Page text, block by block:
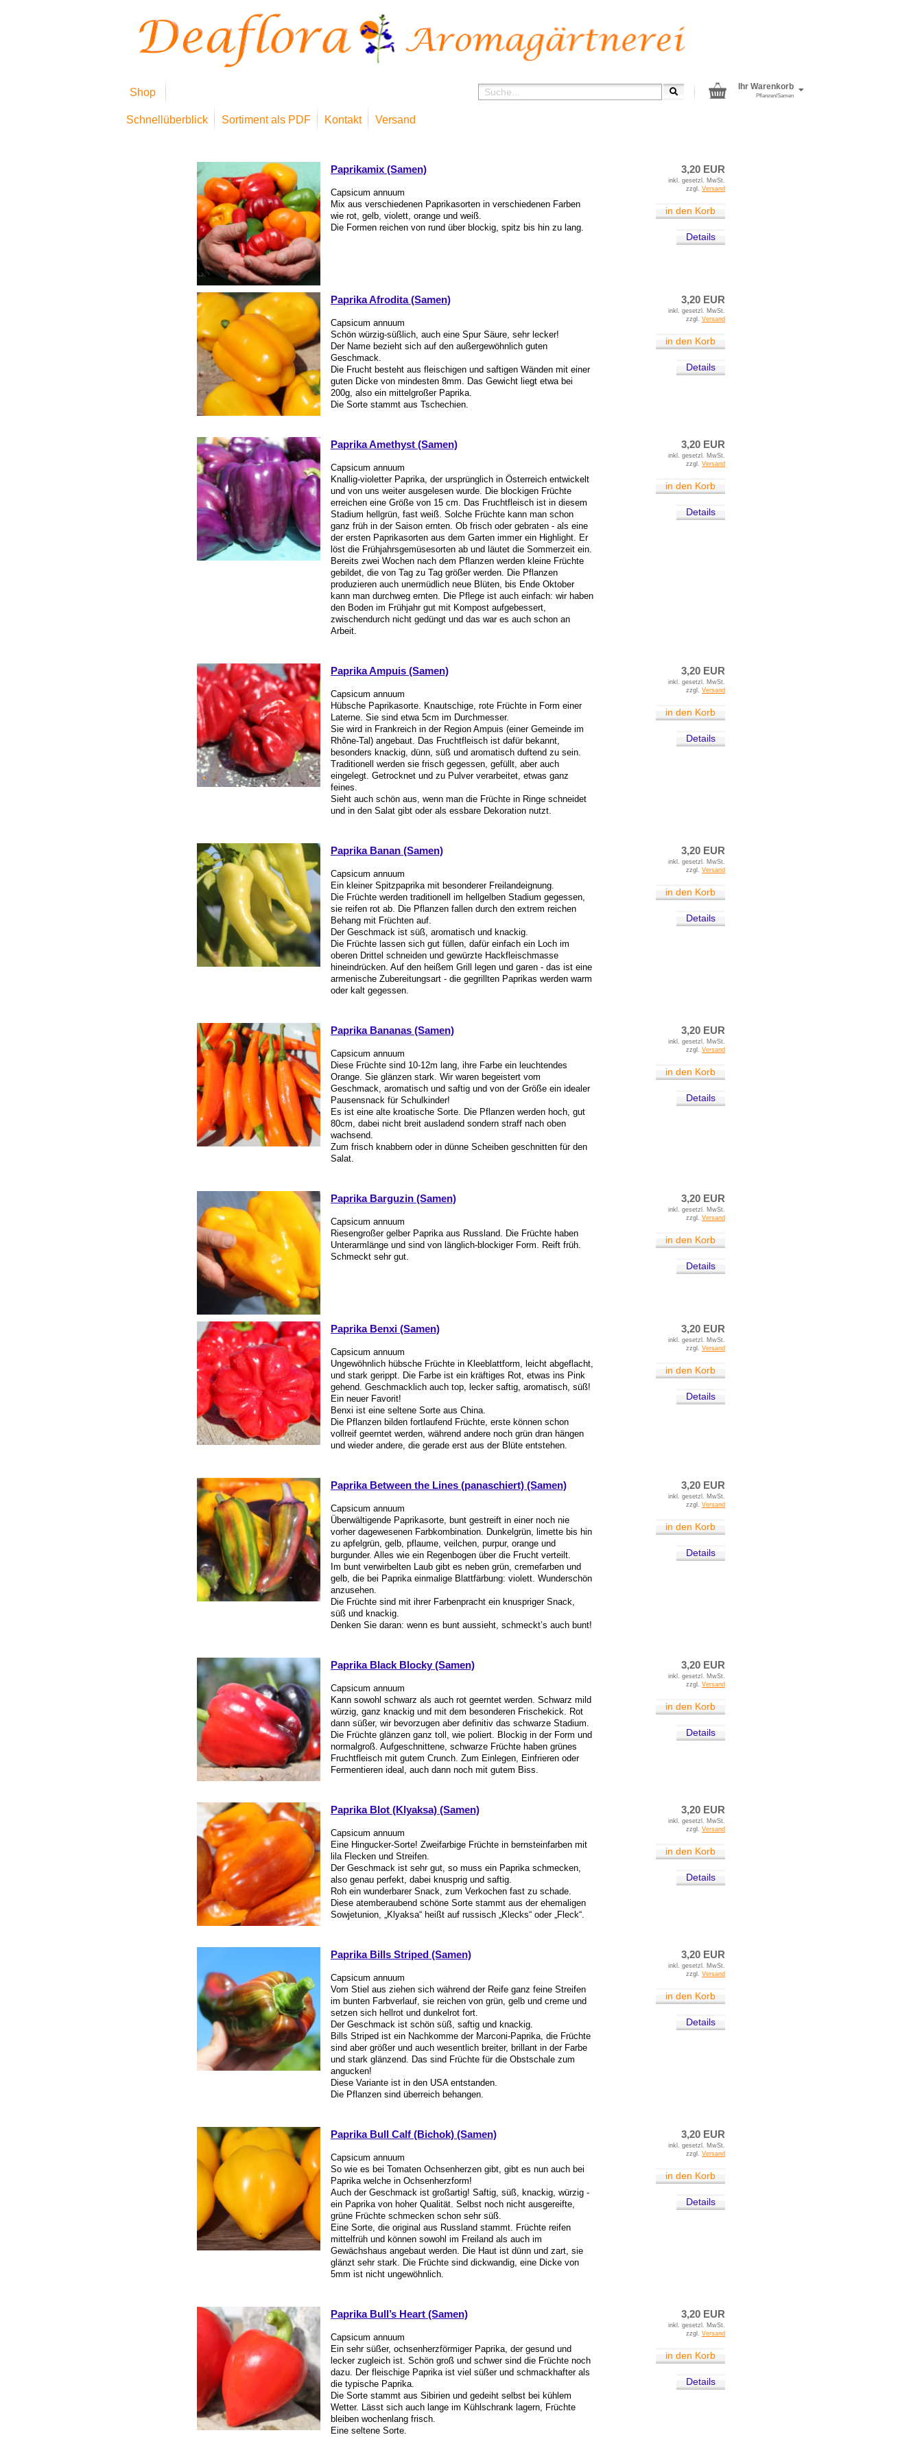
Shop
Schnellüberblick Sortiment als PDF Kontakt Versand
Ihr Warenkorb
Pflanzen/Samen
Paprikamix (Samen)
Capsicum annuum
Mix aus verschiedenen Paprikasorten in verschiedenen Farben
wie rot, gelb, violett, orange und weiß.
Die Formen reichen von rund über blockig, spitz bis hin zu lang.
3,20 EUR
inkl. gesetzl. MwSt.
zzgl. Versand
in den Korb
Details
Paprika Afrodita (Samen)
Capsicum annuum
Schön würzig-süßlich, auch eine Spur Säure, sehr lecker!
Der Name bezieht sich auf den außergewöhnlich guten
Geschmack.
Die Frucht besteht aus fleischigen und saftigen Wänden mit einer
guten Dicke von mindesten 8mm. Das Gewicht liegt etwa bei
200g, also ein mittelgroßer Paprika.
Die Sorte stammt aus Tschechien.
3,20 EUR
inkl. gesetzl. MwSt.
zzgl. Versand
in den Korb
Details
Paprika Amethyst (Samen)
Capsicum annuum
Knallig-violetter Paprika, der ursprünglich in Österreich entwickelt
und von uns weiter ausgelesen wurde. Die blockigen Früchte
erreichen eine Größe von 15 cm. Das Fruchtfleisch ist in diesem
Stadium hellgrün, fast weiß. Solche Früchte kann man schon
ganz früh in der Saison ernten. Ob frisch oder gebraten - als eine
der ersten Paprikasorten aus dem Garten immer ein Highlight. Er
löst die Frühjahrsgemüsesorten ab und läutet die Sommerzeit ein.
Bereits zwei Wochen nach dem Pflanzen werden kleine Früchte
gebildet, die von Tag zu Tag größer werden. Die Pflanzen
produzieren auch unermüdlich neue Blüten, bis Ende Oktober
kann man durchweg ernten. Die Pflege ist auch einfach: wir haben
den Boden im Frühjahr gut mit Kompost aufgebessert,
zwischendurch nicht gedüngt und das war es auch schon an
Arbeit.
3,20 EUR
inkl. gesetzl. MwSt.
zzgl. Versand
in den Korb
Details
Paprika Ampuis (Samen)
Capsicum annuum
Hübsche Paprikasorte. Knautschige, rote Früchte in Form einer
Laterne. Sie sind etwa 5cm im Durchmesser.
Sie wird in Frankreich in der Region Ampuis (einer Gemeinde im
Rhône-Tal) angebaut. Das Fruchtfleisch ist dafür bekannt,
besonders knackig, dünn, süß und aromatisch duftend zu sein.
Traditionell werden sie frisch gegessen, gefüllt, aber auch
eingelegt. Getrocknet und zu Pulver verarbeitet, etwas ganz
feines.
Sieht auch schön aus, wenn man die Früchte in Ringe schneidet
und in den Salat gibt oder als essbare Dekoration nutzt.
3,20 EUR
inkl. gesetzl. MwSt.
zzgl. Versand
in den Korb
Details
Paprika Banan (Samen)
Capsicum annuum
Ein kleiner Spitzpaprika mit besonderer Freilandeignung.
Die Früchte werden traditionell im hellgelben Stadium gegessen,
sie reifen rot ab. Die Pflanzen fallen durch den extrem reichen
Behang mit Früchten auf.
Der Geschmack ist süß, aromatisch und knackig.
Die Früchte lassen sich gut füllen, dafür einfach ein Loch im
oberen Drittel schneiden und gewürzte Hackfleischmasse
hineindrücken. Auf den heißem Grill legen und garen - das ist eine
armenische Zubereitungsart - die gegrillten Paprikas werden warm
oder kalt gegessen.
3,20 EUR
inkl. gesetzl. MwSt.
zzgl. Versand
in den Korb
Details
Paprika Bananas (Samen)
Capsicum annuum
Diese Früchte sind 10-12m lang, ihre Farbe ein leuchtendes
Orange. Sie glänzen stark. Wir waren begeistert vom
Geschmack, aromatisch und saftig und von der Größe ein idealer
Pausensnack für Schulkinder!
Es ist eine alte kroatische Sorte. Die Pflanzen werden hoch, gut
80cm, dabei nicht breit ausladend sondern straff nach oben
wachsend.
Zum frisch knabbern oder in dünne Scheiben geschnitten für den
Salat.
3,20 EUR
inkl. gesetzl. MwSt.
zzgl. Versand
in den Korb
Details
Paprika Barguzin (Samen)
Capsicum annuum
Riesengroßer gelber Paprika aus Russland. Die Früchte haben
Unterarmlänge und sind von länglich-blockiger Form. Reift früh.
Schmeckt sehr gut.
3,20 EUR
inkl. gesetzl. MwSt.
zzgl. Versand
in den Korb
Details
Paprika Benxi (Samen)
Capsicum annuum
Ungewöhnlich hübsche Früchte in Kleeblattform, leicht abgeflacht,
und stark gerippt. Die Farbe ist ein kräftiges Rot, etwas ins Pink
gehend. Geschmacklich auch top, lecker saftig, aromatisch, süß!
Ein neuer Favorit!
Benxi ist eine seltene Sorte aus China.
Die Pflanzen bilden fortlaufend Früchte, erste können schon
vollreif geerntet werden, während andere noch grün dran hängen
und wieder andere, die gerade erst aus der Blüte entstehen.
3,20 EUR
inkl. gesetzl. MwSt.
zzgl. Versand
in den Korb
Details
Paprika Between the Lines (panaschiert) (Samen)
Capsicum annuum
Überwältigende Paprikasorte, bunt gestreift in einer noch nie
vorher dagewesenen Farbkombination. Dunkelgrün, limette bis hin
zu apfelgrün, gelb, pflaume, veilchen, purpur, orange und
burgunder. Alles wie ein Regenbogen über die Frucht verteilt.
Im bunt verwirbelten Laub gibt es neben grün, cremefarben und
gelb, die bei Paprika einmalige Blattfärbung: violett. Wunderschön
anzusehen.
Die Früchte sind mit ihrer Farbenpracht ein knuspriger Snack,
süß und knackig.
Denken Sie daran: wenn es bunt aussieht, schmeckt’s auch bunt!
3,20 EUR
inkl. gesetzl. MwSt.
zzgl. Versand
in den Korb
Details
Paprika Black Blocky (Samen)
Capsicum annuum
Kann sowohl schwarz als auch rot geerntet werden. Schwarz mild
würzig, ganz knackig und mit dem besonderen Frischekick. Rot
dann süßer, wir bevorzugen aber definitiv das schwarze Stadium.
Die Früchte glänzen ganz toll, wie poliert. Blockig in der Form und
normalgroß. Aufgeschnittene, schwarze Früchte haben grünes
Fruchtfleisch mit gutem Crunch. Zum Einlegen, Einfrieren oder
Fermentieren ideal, auch dann noch mit gutem Biss.
3,20 EUR
inkl. gesetzl. MwSt.
zzgl. Versand
in den Korb
Details
Paprika Blot (Klyaksa) (Samen)
Capsicum annuum
Eine Hingucker-Sorte! Zweifarbige Früchte in bernsteinfarben mit
lila Flecken und Streifen.
Der Geschmack ist sehr gut, so muss ein Paprika schmecken,
also genau perfekt, dabei knusprig und saftig.
Roh ein wunderbarer Snack, zum Verkochen fast zu schade.
Diese atemberaubend schöne Sorte stammt aus der ehemaligen
Sowjetunion, „Klyaksa“ heißt auf russisch „Klecks“ oder „Fleck“.
3,20 EUR
inkl. gesetzl. MwSt.
zzgl. Versand
in den Korb
Details
Paprika Bills Striped (Samen)
Capsicum annuum
Vom Stiel aus ziehen sich während der Reife ganz feine Streifen
im bunten Farbverlauf, sie reichen von grün, gelb und creme und
setzen sich hellrot und dunkelrot fort.
Der Geschmack ist schön süß, saftig und knackig.
Bills Striped ist ein Nachkomme der Marconi-Paprika, die Früchte
sind aber größer und auch wesentlich breiter, brillant in der Farbe
und stark glänzend. Das sind Früchte für die Obstschale zum
angucken!
Diese Variante ist in den USA entstanden.
Die Pflanzen sind überreich behangen.
3,20 EUR
inkl. gesetzl. MwSt.
zzgl. Versand
in den Korb
Details
Paprika Bull Calf (Bichok) (Samen)
Capsicum annuum
So wie es bei Tomaten Ochsenherzen gibt, gibt es nun auch bei
Paprika welche in Ochsenherzform!
Auch der Geschmack ist großartig! Saftig, süß, knackig, würzig -
ein Paprika von hoher Qualität. Selbst noch nicht ausgereifte,
grüne Früchte schmecken schon sehr süß.
Eine Sorte, die original aus Russland stammt. Früchte reifen
mittelfrüh und können sowohl im Freiland als auch im
Gewächshaus angebaut werden. Die Haut ist dünn und zart, sie
glänzt sehr stark. Die Früchte sind dickwandig, eine Dicke von
5mm ist nicht ungewöhnlich.
3,20 EUR
inkl. gesetzl. MwSt.
zzgl. Versand
in den Korb
Details
Paprika Bull’s Heart (Samen)
Capsicum annuum
Ein sehr süßer, ochsenherzförmiger Paprika, der gesund und
lecker zugleich ist. Schön groß und schwer sind die Früchte noch
dazu. Der fleischige Paprika ist viel süßer und schmackhafter als
die typische Paprika.
Die Sorte stammt aus Sibirien und gedeiht selbst bei kühlem
Wetter. Lässt sich auch lange im Kühlschrank lagern, Früchte
bleiben wochenlang frisch.
Eine seltene Sorte.
3,20 EUR
inkl. gesetzl. MwSt.
zzgl. Versand
in den Korb
Details